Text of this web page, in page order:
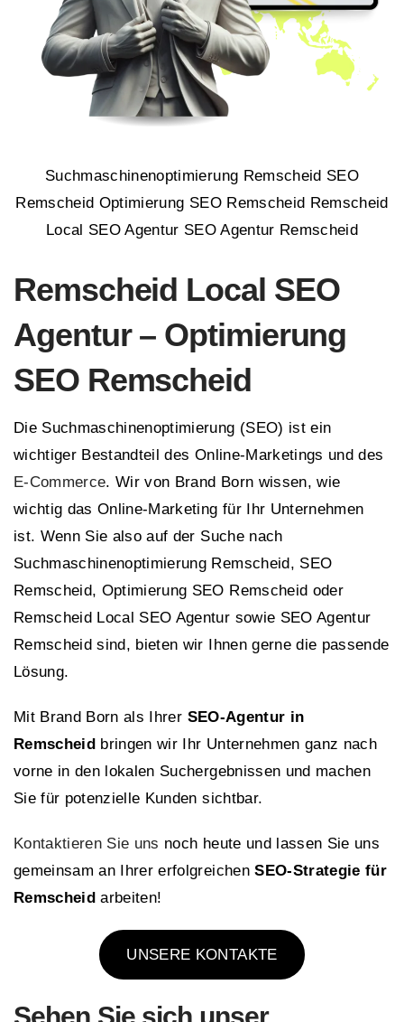
Suchmaschinenoptimierung Remscheid SEO
Remscheid Optimierung SEO Remscheid Remscheid
Local SEO Agentur SEO Agentur Remscheid
Remscheid Local SEO
Agentur – Optimierung
SEO Remscheid
Die Suchmaschinenoptimierung (SEO) ist ein
wichtiger Bestandteil des Online-Marketings und des
E-Commerce. Wir von Brand Born wissen, wie
wichtig das Online-Marketing für Ihr Unternehmen
ist. Wenn Sie also auf der Suche nach
Suchmaschinenoptimierung Remscheid, SEO
Remscheid, Optimierung SEO Remscheid oder
Remscheid Local SEO Agentur sowie SEO Agentur
Remscheid sind, bieten wir Ihnen gerne die passende
Lösung.
Mit Brand Born als Ihrer SEO-Agentur in
Remscheid bringen wir Ihr Unternehmen ganz nach
vorne in den lokalen Suchergebnissen und machen
Sie für potenzielle Kunden sichtbar.
Kontaktieren Sie uns noch heute und lassen Sie uns
gemeinsam an Ihrer erfolgreichenSEO-Strategie für
Remscheid arbeiten!
UNSERE KONTAKTE